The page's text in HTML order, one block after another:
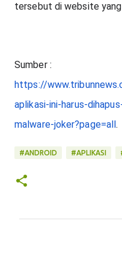
tersebut di website
https://
aplikasi-ini-harus-
malware-joker?page=all.
#ANDROID #APLIKASI